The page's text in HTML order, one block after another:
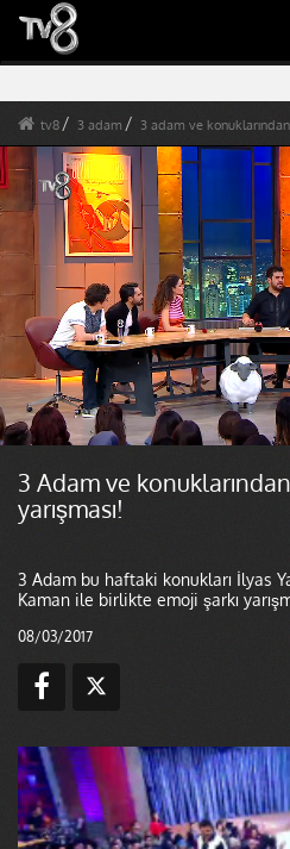
tv8 3 adam 3 adam ve konuklarından
3 Adam ve
yarışması!
3 Adam bu haftaki konukları İlyas
Kaman ile birlikte emoji şarkı
08/03/2017